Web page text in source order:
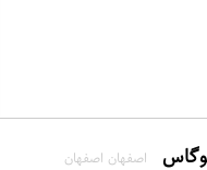
اصفهان اصفهان